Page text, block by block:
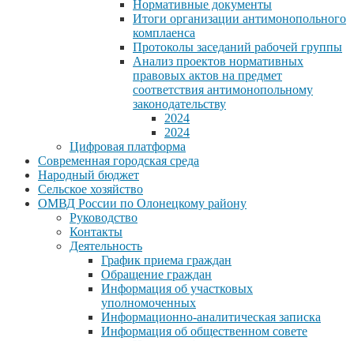
Нормативные документы
Итоги организации антимонопольного
комплаенса
Протоколы заседаний рабочей группы
Анализ проектов нормативных
правовых актов на предмет
соответствия антимонопольному
законодательству
2024
2024
Цифровая платформа
Современная городская среда
Народный бюджет
Сельское хозяйство
ОМВД России по Олонецкому району
Руководство
Контакты
Деятельность
График приема граждан
Обращение граждан
Информация об участковых
уполномоченных
Информационно-аналитическая записка
Информация об общественном совете